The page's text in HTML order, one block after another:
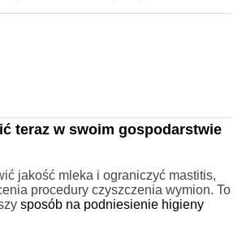
teraz w swoim gospodarstwie
jakość mleka i ograniczyć mastitis,
procedury czyszczenia wymion. To
sposób na podniesienie higieny